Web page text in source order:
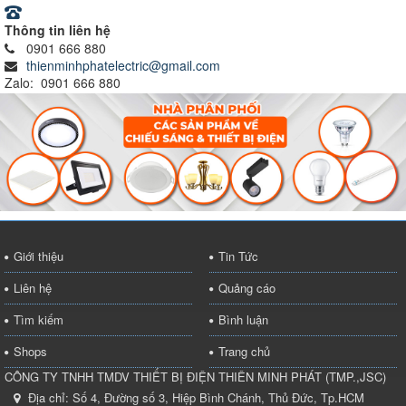
Thông tin liên hệ
0901 666 880
thienminhphatelectric@gmail.com
Zalo: 0901 666 880
Giới thiệu
Tin Tức
Liên hệ
Quảng cáo
Tìm kiếm
Bình luận
Shops
Trang chủ
CÔNG TY TNHH TMDV THIẾT BỊ ĐIỆN THIÊN MINH PHÁT (TMP.,JSC)
Địa chỉ: Số 4, Đường số 3, Hiệp Bình Chánh, Thủ Đức, Tp.HCM